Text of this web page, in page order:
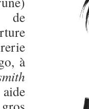
de
à